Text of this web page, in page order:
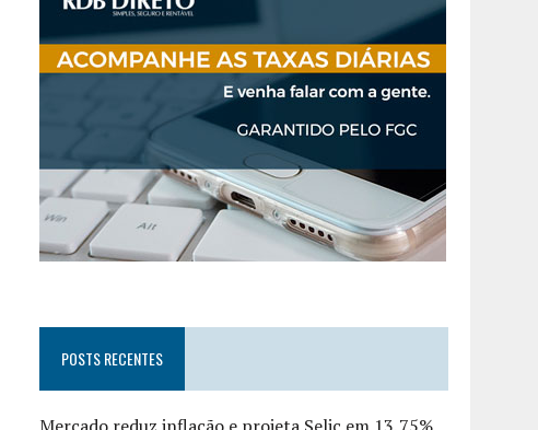
POSTS RECENTES
Mercado reduz inflação e projeta Selic em 13,75%